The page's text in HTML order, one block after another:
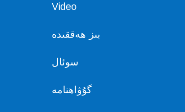
Video
بىز ھەققىدە
سوئال
گۇۋاھنامە